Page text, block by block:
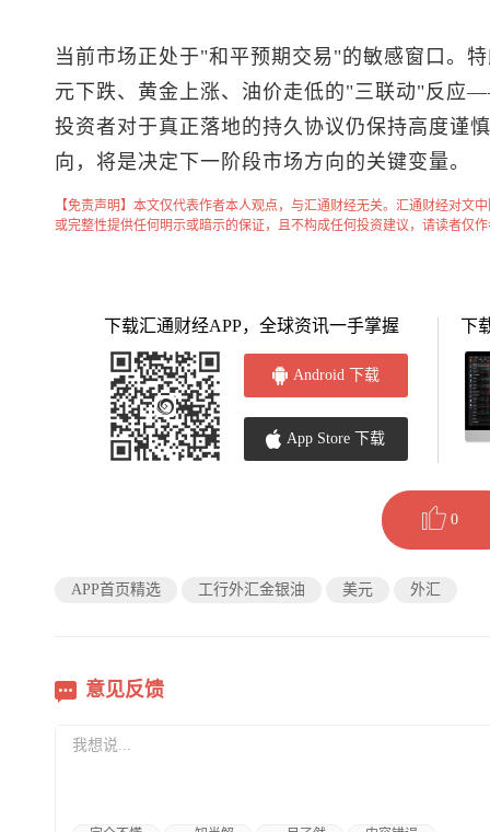
当前市场正处于"和平预期交易"的敏感窗口。
元下跌、黄金上涨、油价走低的"三联动"反应
投资者对于真正落地的持久协议仍保持高度谨
向，将是决定下一阶段市场方向的关键变量。
【免责声明】本文仅代表作者本人观点，与汇通财经无关。汇通财经对文
或完整性提供任何明示或暗示的保证，且不构成任何投资建议，请读者仅
下载汇通财经APP，全球资讯一手掌握
Android 下载
App Store 下载
下
0
APP首页精选 工行外汇金银油 美元 外汇
意见反馈